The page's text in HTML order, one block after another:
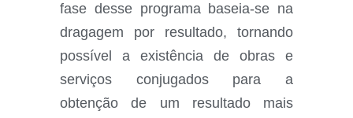
fase desse programa baseia-se na
dragagem por resultado, tornando
possível a existência de obras e
serviços conjugados para a
obtenção de um resultado mais